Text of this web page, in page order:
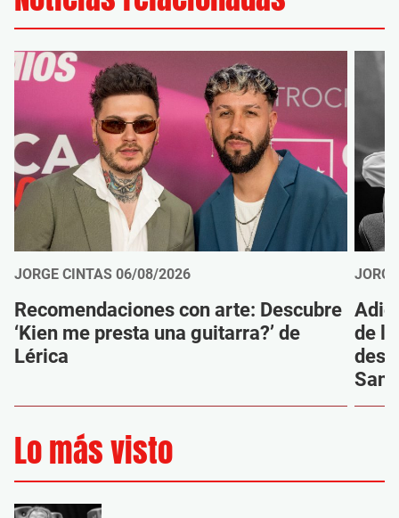
JORGE CINTAS 06/08/2026
Recomendaciones con arte: Descubre
‘Kien me presta una guitarra?’ de
Lérica
de
Sanz
Lo más visto